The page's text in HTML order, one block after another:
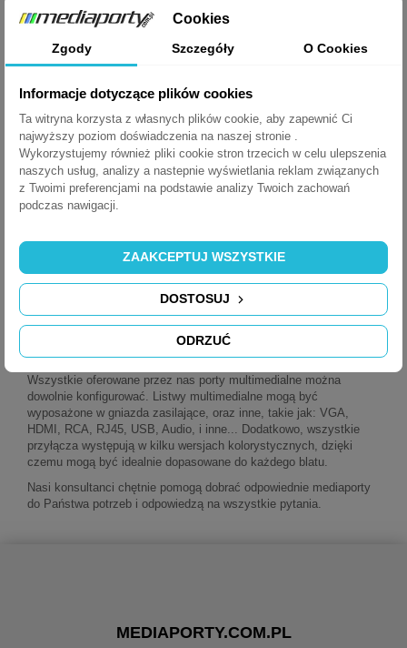
najróżniejszych zastosowaniach.
Obecnie trudno wyobrazić sobie salę konferencyjną bez przyłączy
multimedialnych. Funkcjonalne i praktyczne, ułatwiają dostęp do
nadmierną ilość okablowania.
Ponadto oferujemy również szeroki wybór gniazd blatowych
najlepszych marek do zastosowania w blatach kuchennych, w
warunkach domowych, do biurek, stołów, sof itp.
do sal konferencyjnych
Elastyczne, dostosowane do Twoich
potrzeb mediaporty
Wszystkie oferowane przez nas porty multimedialne można
dowolnie konfigurować. Listwy multimedialne mogą być
wyposażone w gniazda zasilające, oraz inne, takie jak: VGA,
HDMI, RCA, RJ45, USB, Audio, i inne... Dodatkowo, wszystkie
przyłącza występują w kilku wersjach kolorystycznych, dzięki
czemu mogą być idealnie dopasowane do każdego blatu.
Nasi konsultanci chętnie pomogą dobrać odpowiednie mediaporty
do Państwa potrzeb i odpowiedzą na wszystkie pytania.
MEDIAPORTY.COM.PL
Cookies
Zgody Szczegóły O Cookies
Informacje dotyczące plików cookies
Ta witryna korzysta z własnych plików cookie, aby zapewnić Ci
najwyższy poziom doświadczenia na naszej stronie .
Wykorzystujemy również pliki cookie stron trzecich w celu ulepszenia
naszych usług, analizy a nastepnie wyświetlania reklam związanych
z Twoimi preferencjami na podstawie analizy Twoich zachowań
podczas nawigacji.
ODRZUĆ
DOSTOSUJ
ZAAKCEPTUJ WSZYSTKIE